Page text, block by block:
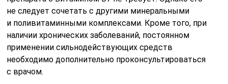
на обмен углеводов, в том числе и глюкозу. Витамин
Н очень важен и полезен при вынашивании ребенка
для полноценного обмена жиров и белков, деления
клеток, однако принимать его следует только
в составе специальных препаратов (например, Элевит
Пронаталь, 9 месяцев, Мультивит для беременных
и кормящих).